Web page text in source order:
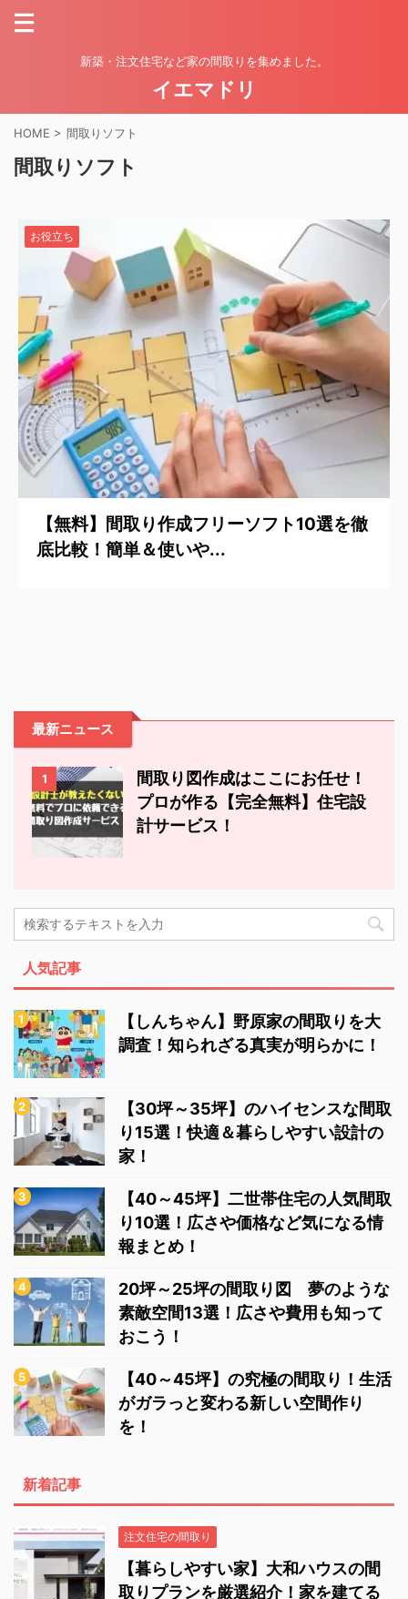
新築・注文住宅など家の間取りを集めました。
イエマドリ
HOME > 間取りソフト
間取りソフト
お役立ち
【無料】間取り作成フリーソフト10選を徹
底比較！簡単＆使いや...
最新ニュース
1
間取り図作成はここにお任せ！
プロが作る【完全無料】住宅設
計サービス！
人気記事
【しんちゃん】野原家の間取りを大
調査！知られざる真実が明らかに！
【30坪～35坪】のハイセンスな間取
り15選！快適＆暮らしやすい設計の
家！
【40～45坪】二世帯住宅の人気間取
り10選！広さや価格など気になる情
報まとめ！
20坪～25坪の間取り図 夢のような
素敵空間13選！広さや費用も知って
おこう！
【40～45坪】の究極の間取り！生活
がガラっと変わる新しい空間作り
を！
新着記事
注文住宅の間取り
【暮らしやすい家】大和ハウスの間
取りプランを厳選紹介！家を建てる